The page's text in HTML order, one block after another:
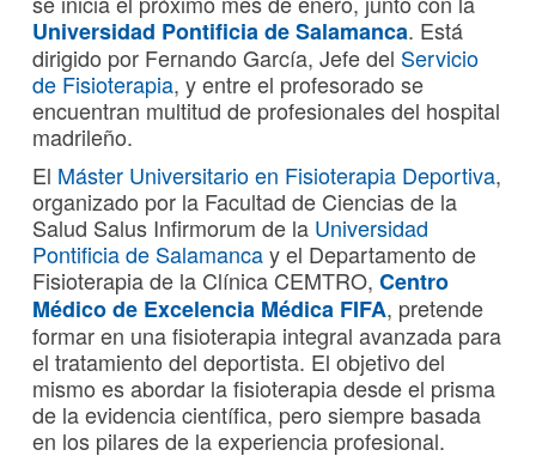
Universidad Pontificia de Salamanca. Está
dirigido por Fernando García, Jefe del Servicio
de Fisioterapia, y entre el profesorado se
encuentran multitud de profesionales del hospital
madrileño.
El Máster Universitario en Fisioterapia Deportiva,
organizado por la Facultad de Ciencias de la
Salud Salus Infirmorum de la Universidad
Pontificia de Salamancay el Departamento de
Fisioterapia de la Clínica CEMTRO, Centro
Médico de Excelencia Médica FIFA, pretende
formar en una fisioterapia integral avanzada para
el tratamiento del deportista. El objetivo del
mismo es abordar la fisioterapia desde el prisma
de la evidencia científica, pero siempre basada
en los pilares de la experiencia profesional.